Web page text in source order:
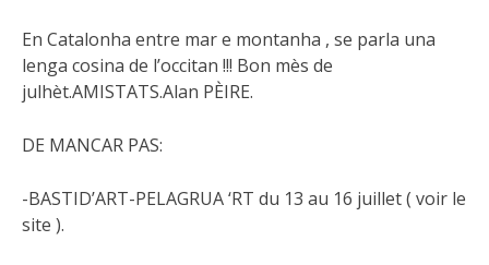
En Catalonha entre mar e montanha , se parla una
lenga cosina de l’occitan !!! Bon mès de
julhèt.AMISTATS.Alan PÈIRE.
DE MANCAR PAS:
-BASTID’ART-PELAGRUA ‘RT du 13 au 16 juillet ( voir le
site ).